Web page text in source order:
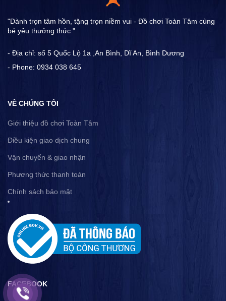
"Dành trọn tâm hồn, tặng trọn niềm vui - Đồ chơi Toàn Tâm cùng
bé yêu thưởng thức "
- Địa chỉ: số 5 Quốc Lộ 1a ,An Bình, Dĩ An, Bình Dương
- Phone: 0934 038 645
VỀ CHÚNG TÔI
Giới thiệu đồ chơi Toàn Tâm
Điều kiện giao dịch chung
Vận chuyển & giao nhận
Phương thức thanh toán
Chính sách bảo mật
FACEBOOK